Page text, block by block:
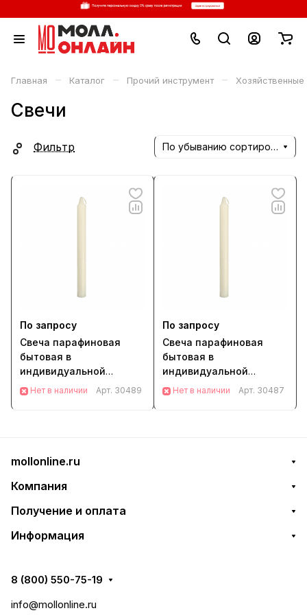
Главная – Каталог – Прочий инструмент –
Свечи
Фильтр По убыванию сортировки
По запросу
Свеча парафиновая
бытовая в
индивидуальной
упаковке 160 мм, 40 гр,
Нет в наличии Арт. 30489
По запросу
Свеча парафиновая
бытовая в
индивидуальной
упаковке 185 мм, 50 гр,
Нет в наличии Арт. 30487
mollonline.ru
Компания
Получение и оплата
Информация
8 (800) 550-75-19
info@mollonline.ru